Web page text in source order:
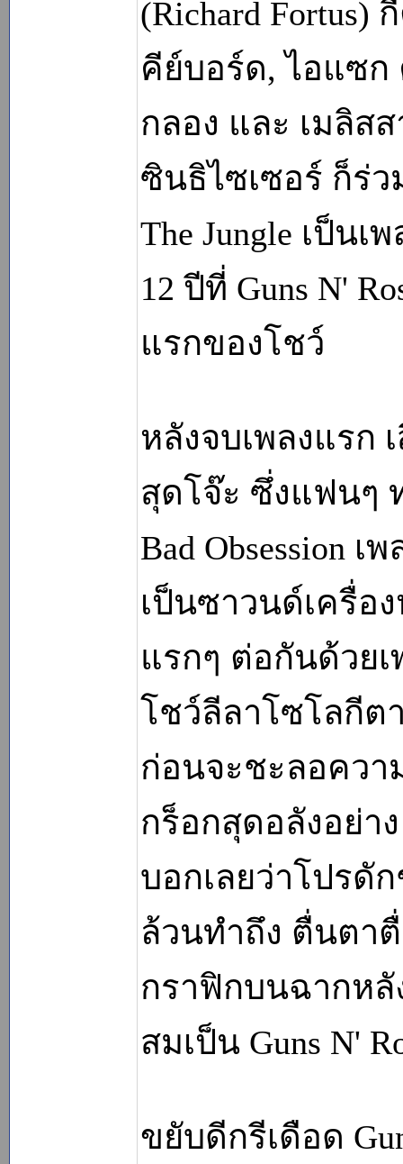
(Richard Fortus)
คีย์บอร์ด, ไอแซก
กลอง และ เมลิสส
ซินธิไซเซอร์ ก็ร่ว
The Jungle เป็น
12 ปีที่ Guns N'
แรกของโชว์
หลังจบเพลงแรก
สุดโจ๊ะ ซึ่งแฟนๆ
Bad Obsession
เป็นซาวนด์เครื่อ
แรกๆ ต่อกันด้วยเ
โชว์ลีลาโซโลกี
ก่อนจะชะลอควา
กร็อกสุดอลังอย่า
บอกเลยว่าโปรดั
ล้วนทำถึง ตื่นตา
กราฟิกบนฉากห
สมเป็น Guns N'
ขยับดีกรีเดือด